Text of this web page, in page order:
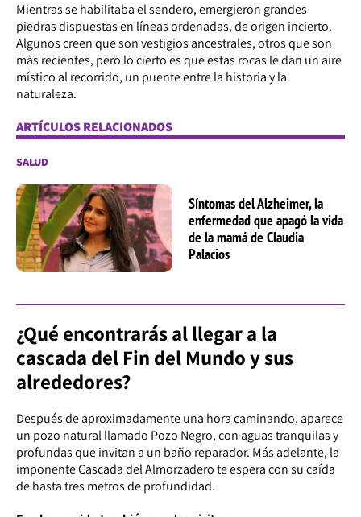
Mientras se habilitaba el sendero, emergieron grandes
piedras dispuestas en líneas ordenadas, de origen incierto.
Algunos creen que son vestigios ancestrales, otros que son
más recientes, pero lo cierto es que estas rocas le dan un aire
místico al recorrido, un puente entre la historia y la
naturaleza.
ARTÍCULOS RELACIONADOS
SALUD
Síntomas del Alzheimer, la
enfermedad que apagó la vida
de la mamá de Claudia
Palacios
¿Qué encontrarás al llegar a la
cascada del Fin del Mundo y sus
alrededores?
Después de aproximadamente una hora caminando, aparece
un pozo natural llamado Pozo Negro, con aguas tranquilas y
profundas que invitan a un baño reparador. Más adelante, la
imponente Cascada del Almorzadero te espera con su caída
de hasta tres metros de profundidad.